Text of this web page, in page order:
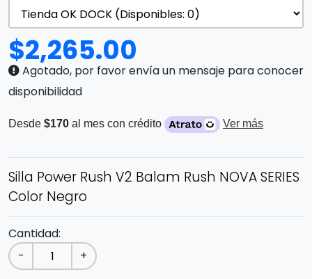
$2,265.00
Agotado, por favor envía un mensaje para conocer
disponibilidad
Desde $170 al mes con crédito Ver más
Silla Power Rush V2 Balam Rush NOVA SERIES
Color Negro
Cantidad:
-
+